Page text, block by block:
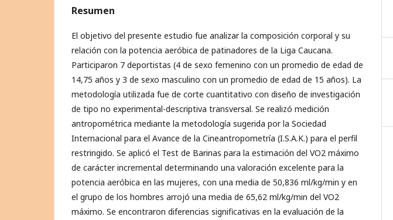
Resumen
El objetivo del presente estudio fue analizar la composición corporal y su
relación con la potencia aeróbica de patinadores de la Liga Caucana.
Participaron 7 deportistas (4 de sexo femenino con un promedio de edad de
14,75 años y 3 de sexo masculino con un promedio de edad de 15 años). La
metodología utilizada fue de corte cuantitativo con diseño de investigación
de tipo no experimental-descriptiva transversal. Se realizó medición
antropométrica mediante la metodología sugerida por la Sociedad
Internacional para el Avance de la Cineantropometría (I.S.A.K.) para el perfil
restringido. Se aplicó el Test de Barinas para la estimación del VO2 máximo
de carácter incremental determinando una valoración excelente para la
potencia aeróbica en las mujeres, con una media de 50,836 ml/kg/min y en
el grupo de los hombres arrojó una media de 65,62 ml/kg/min del VO2
máximo. Se encontraron diferencias significativas en la evaluación de la